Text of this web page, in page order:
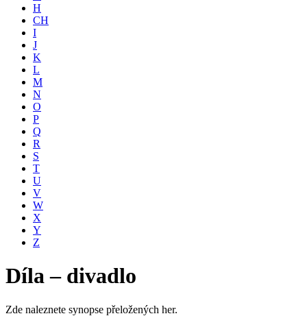
H
CH
I
J
K
L
M
N
O
P
Q
R
S
T
U
V
W
X
Y
Z
Díla – divadlo
Zde naleznete synopse přeložených her.